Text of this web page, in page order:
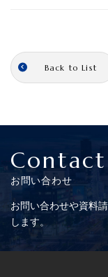
Back to List
Contact
お問い合わせ
お問い合わせや資料
します。